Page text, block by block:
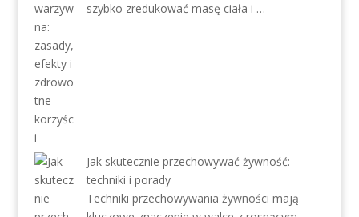
szybko zredukować masę ciała i …
Jak skutecznie przechowywać żywność:
techniki i porady
Techniki przechowywania żywności mają